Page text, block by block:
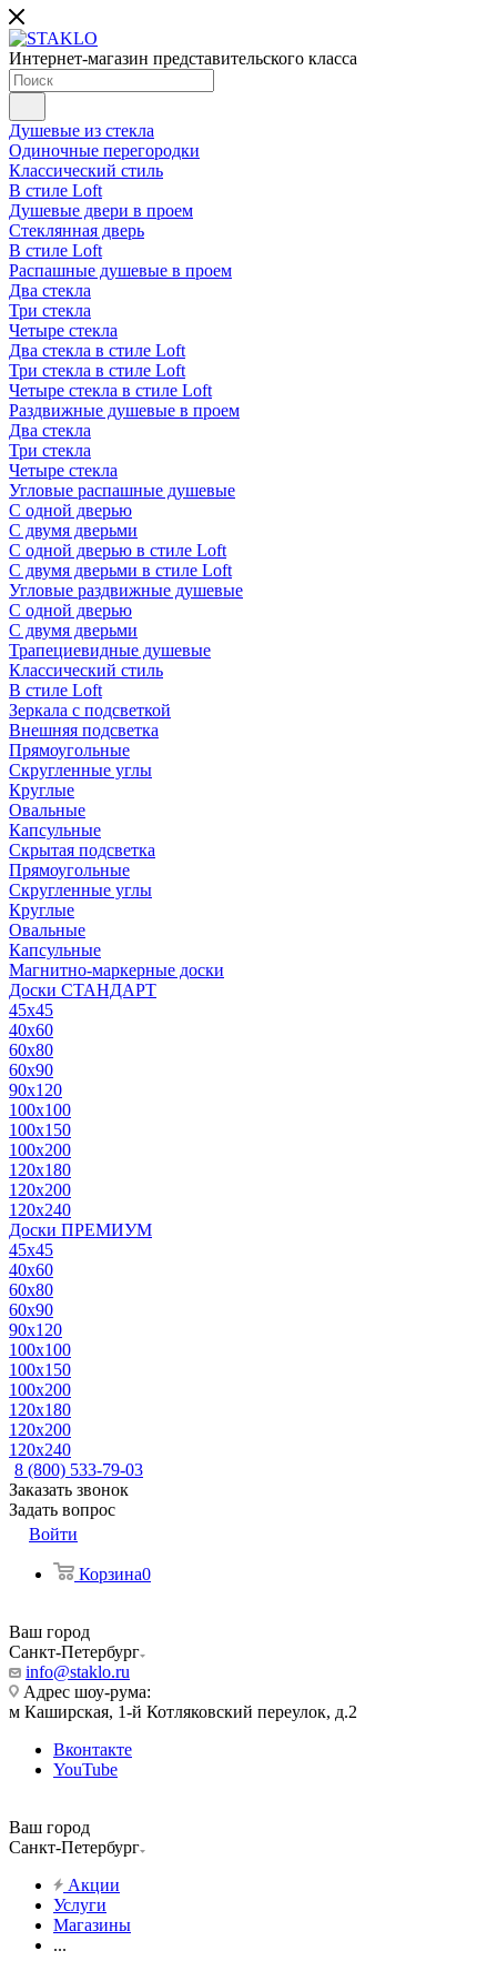
Интернет-магазин представительского класса
Душевые из стекла
Одиночные перегородки
Классический стиль
В стиле Loft
Душевые двери в проем
Стеклянная дверь
В стиле Loft
Распашные душевые в проем
Два стекла
Три стекла
Четыре стекла
Два стекла в стиле Loft
Три стекла в стиле Loft
Четыре стекла в стиле Loft
Раздвижные душевые в проем
Два стекла
Три стекла
Четыре стекла
Угловые распашные душевые
С одной дверью
С двумя дверьми
С одной дверью в стиле Loft
С двумя дверьми в стиле Loft
Угловые раздвижные душевые
С одной дверью
С двумя дверьми
Трапециевидные душевые
Классический стиль
В стиле Loft
Зеркала с подсветкой
Внешняя подсветка
Прямоугольные
Скругленные углы
Круглые
Овальные
Капсульные
Скрытая подсветка
Прямоугольные
Скругленные углы
Круглые
Овальные
Капсульные
Магнитно-маркерные доски
Доски СТАНДАРТ
45x45
40x60
60x80
60x90
90x120
100x100
100x150
100x200
120x180
120x200
120x240
Доски ПРЕМИУМ
45x45
40x60
60x80
60x90
90x120
100x100
100x150
100x200
120x180
120x200
120x240
8 (800) 533-79-03
Заказать звонок
Задать вопрос
Войти
Корзина0
Ваш город
Санкт-Петербург
info@staklo.ru
Адрес шоу-рума:
м Каширская, 1-й Котляковский переулок, д.2
Вконтакте
YouTube
Ваш город
Санкт-Петербург
Акции
Услуги
Магазины
...